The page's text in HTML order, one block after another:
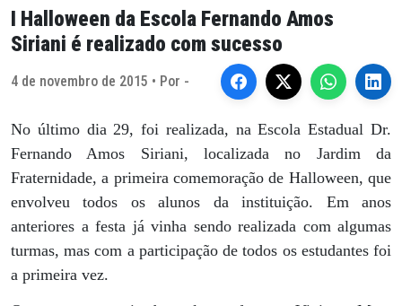
I Halloween da Escola Fernando Amos
Siriani é realizado com sucesso
4 de novembro de 2015 • Por -
No último dia 29, foi realizada, na Escola Estadual Dr.
Fernando Amos Siriani, localizada no Jardim da
Fraternidade, a primeira comemoração de Halloween, que
envolveu todos os alunos da instituição. Em anos
anteriores a festa já vinha sendo realizada com algumas
turmas, mas com a participação de todos os estudantes foi
a primeira vez.